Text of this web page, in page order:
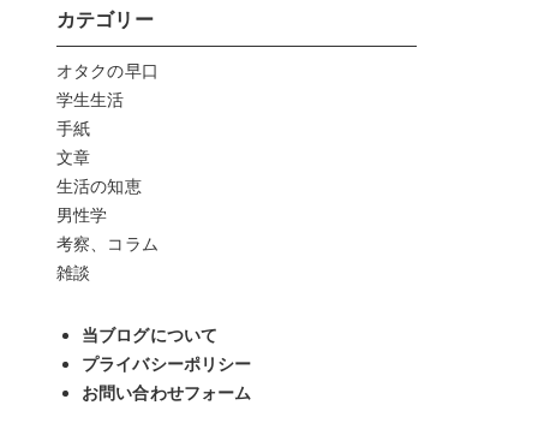
カテゴリー
オタクの早口
学生生活
手紙
文章
生活の知恵
男性学
考察、コラム
雑談
当ブログについて
プライバシーポリシー
お問い合わせフォーム